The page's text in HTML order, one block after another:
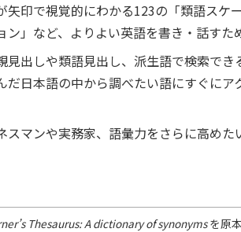
矢印で視覚的にわかる123の「類語スケ
」など、よりよい英語を書き・話すた
見出しや類語見出し、派生語で検索で
だ日本語の中から調べたい語にすぐに
マンや実務家、語彙力をさらに高めた
Thesaurus: A dictionary of synonymsを原